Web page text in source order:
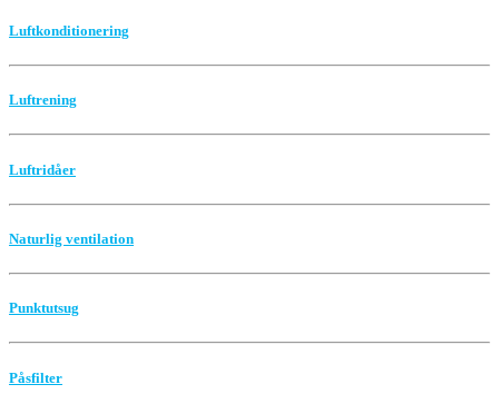
Luftkonditionering
Luftrening
Luftridåer
Naturlig ventilation
Punktutsug
Påsfilter